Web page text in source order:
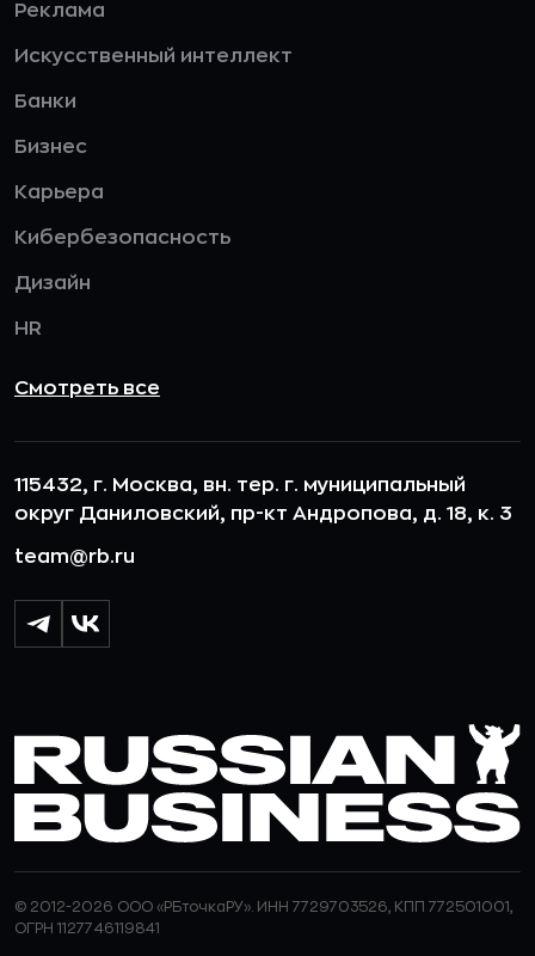
Реклама
Искусственный интеллект
Банки
Бизнес
Карьера
Кибербезопасность
Дизайн
HR
Смотреть все
115432, г. Москва, вн. тер. г. муниципальный
округ Даниловский, пр-кт Андропова, д. 18, к. 3
team@rb.ru
© 2012-2026 ООО «РБточкаРУ». ИНН 7729703526, КПП 772501001,
ОГРН 1127746119841